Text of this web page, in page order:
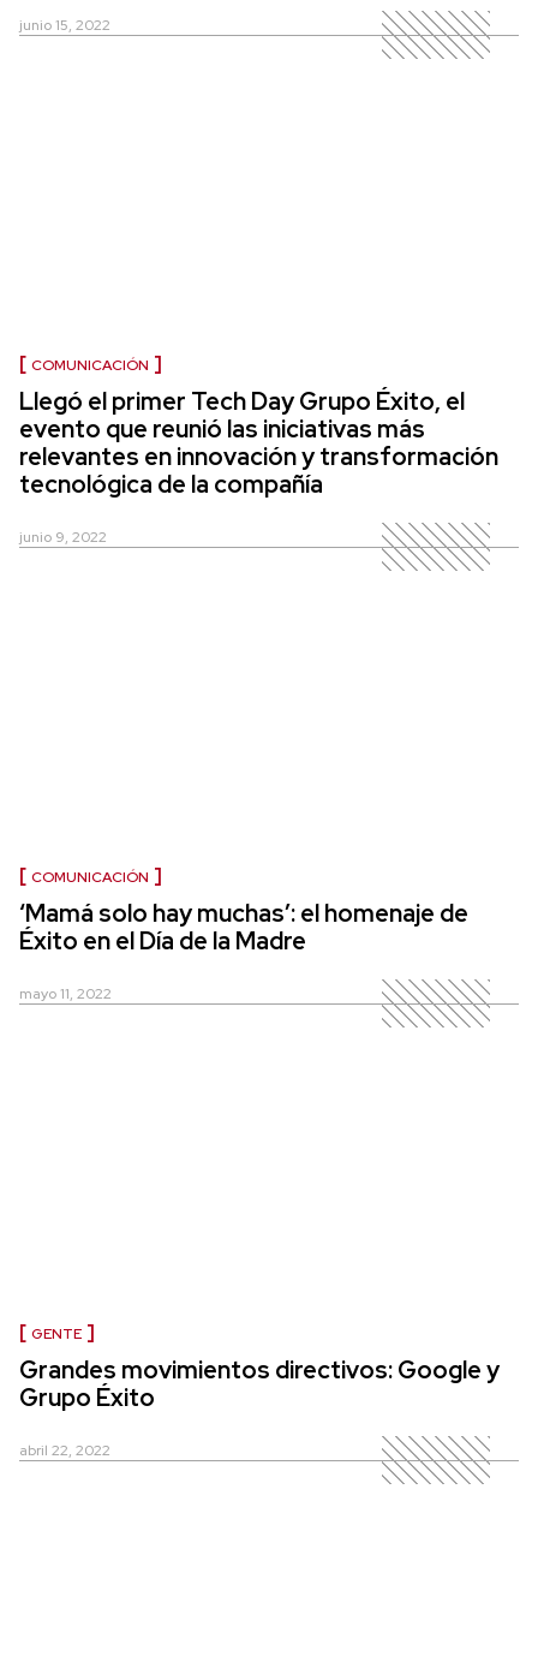
junio 15, 2022
COMUNICACIÓN
Llegó el primer Tech Day Grupo Éxito, el
evento que reunió las iniciativas más
relevantes en innovación y transformación
tecnológica de la compañía
junio 9, 2022
COMUNICACIÓN
‘Mamá solo hay muchas’: el homenaje de
Éxito en el Día de la Madre
mayo 11, 2022
GENTE
Grandes movimientos directivos: Google y
Grupo Éxito
abril 22, 2022